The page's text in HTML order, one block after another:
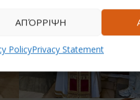
ΑΠΌΡΡΙΨΗ
PolicyPrivacy Statement